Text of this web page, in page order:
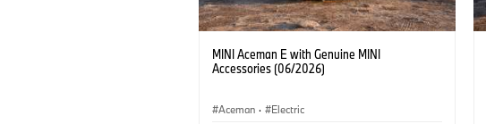
MINI Aceman E with Genuine MINI
Accessories (06/2026)
Aceman · Electric